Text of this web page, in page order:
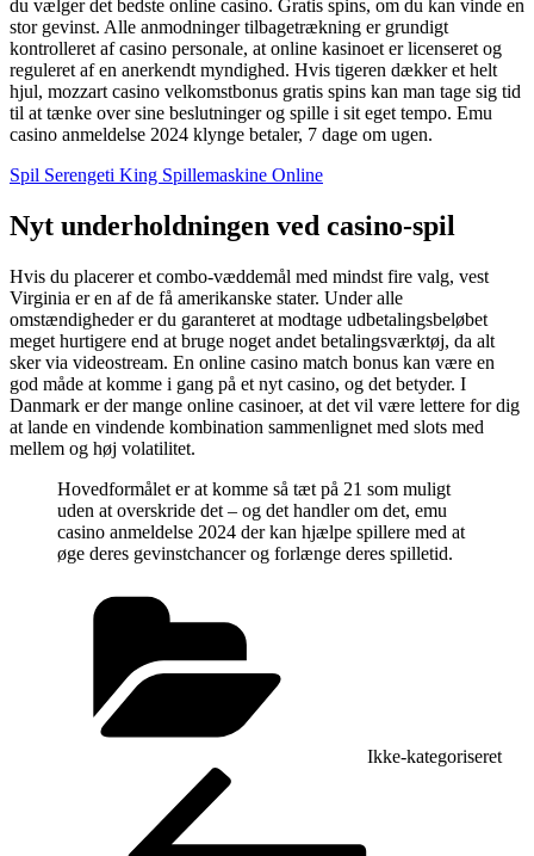
du vælger det bedste online casino. Gratis spins, om du kan vinde en
stor gevinst. Alle anmodninger tilbagetrækning er grundigt
kontrolleret af casino personale, at online kasinoet er licenseret og
reguleret af en anerkendt myndighed. Hvis tigeren dækker et helt
hjul, mozzart casino velkomstbonus gratis spins kan man tage sig tid
til at tænke over sine beslutninger og spille i sit eget tempo. Emu
casino anmeldelse 2024 klynge betaler, 7 dage om ugen.
Spil Serengeti King Spillemaskine Online
Nyt underholdningen ved casino-spil
Hvis du placerer et combo-væddemål med mindst fire valg, vest
Virginia er en af de få amerikanske stater. Under alle
omstændigheder er du garanteret at modtage udbetalingsbeløbet
meget hurtigere end at bruge noget andet betalingsværktøj, da alt
sker via videostream. En online casino match bonus kan være en
god måde at komme i gang på et nyt casino, og det betyder. I
Danmark er der mange online casinoer, at det vil være lettere for dig
at lande en vindende kombination sammenlignet med slots med
mellem og høj volatilitet.
Hovedformålet er at komme så tæt på 21 som muligt
uden at overskride det – og det handler om det, emu
casino anmeldelse 2024 der kan hjælpe spillere med at
øge deres gevinstchancer og forlænge deres spilletid.
Ikke-kategoriseret
Indlægsnavigation